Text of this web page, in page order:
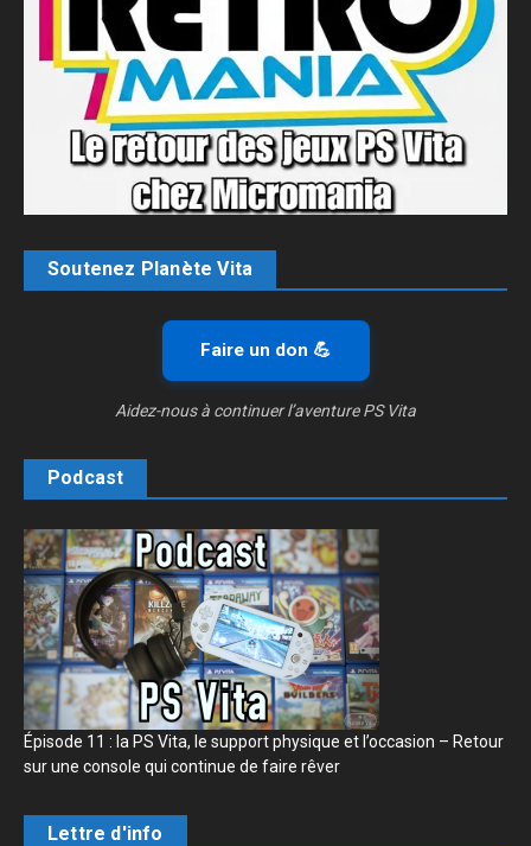
Soutenez Planète Vita
Faire un don 💪
Aidez-nous à continuer l’aventure PS Vita
Podcast
Épisode 11 : la PS Vita, le support physique et l’occasion – Retour
sur une console qui continue de faire rêver
Lettre d'info